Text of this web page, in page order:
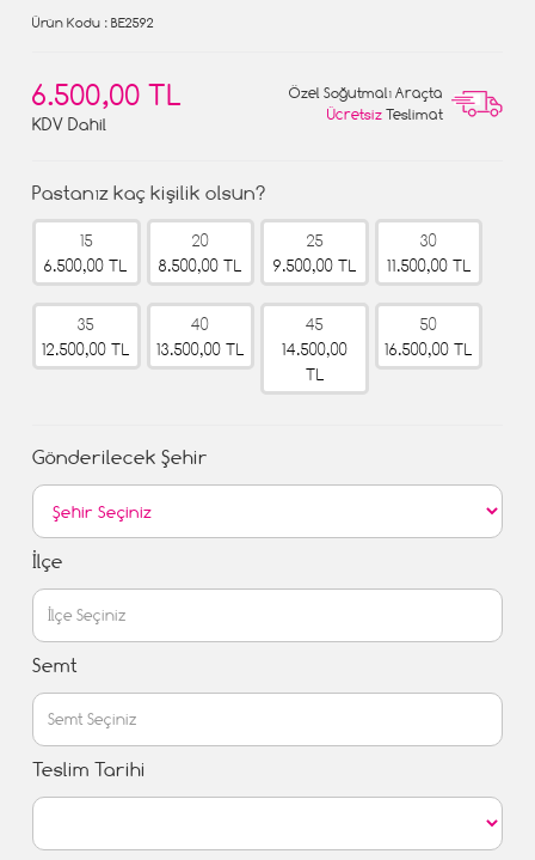
Ürün Kodu : BE2592
6.500,00 TL
KDV Dahil
Özel Soğutmalı Araçta
Ücretsiz Teslimat
Pastanız kaç kişilik olsun?
15
6.500,00 TL
20
8.500,00 TL
25
9.500,00 TL
30
11.500,00 TL
35
12.500,00 TL
40
13.500,00 TL
45
14.500,00
TL
50
16.500,00 TL
Gönderilecek Şehir
İlçe
Semt
Teslim Tarihi